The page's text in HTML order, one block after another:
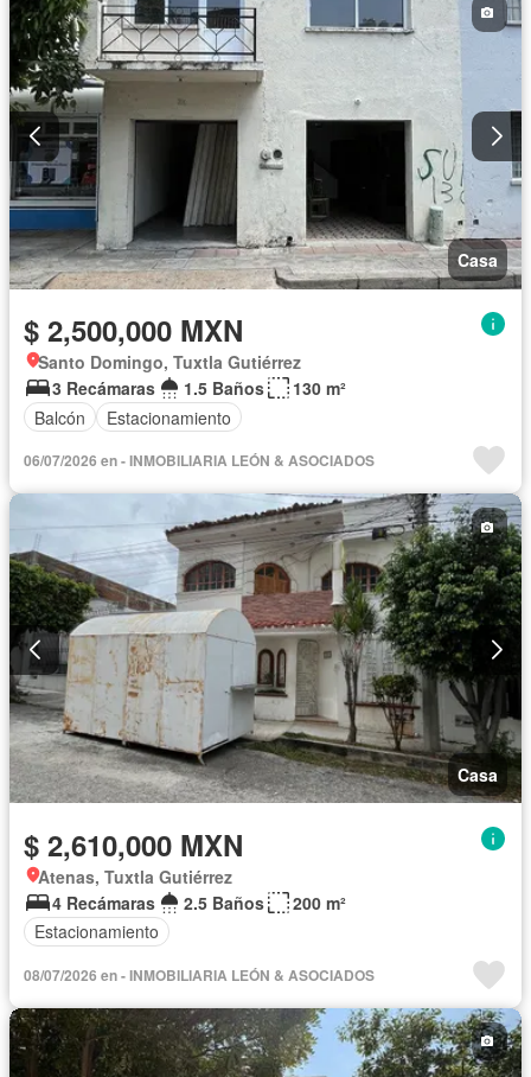
Casa
$ 2,500,000 MXN
Santo Domingo, Tuxtla Gutiérrez
3 Recámaras
1.5 Baños
130 m²
Balcón
Estacionamiento
06/07/2026 en - INMOBILIARIA LEÓN & ASOCIADOS
Casa
$ 2,610,000 MXN
Atenas, Tuxtla Gutiérrez
4 Recámaras
2.5 Baños
200 m²
Estacionamiento
08/07/2026 en - INMOBILIARIA LEÓN & ASOCIADOS